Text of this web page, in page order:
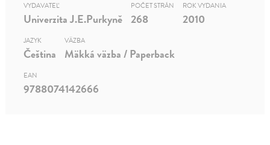
VYDAVATEĽ
Univerzita J.E.Purkyně
POČET STRÁN
268
ROK VYDANIA
2010
JAZYK
Čeština
VÄZBA
Mäkká väzba / Paperback
EAN
9788074142666